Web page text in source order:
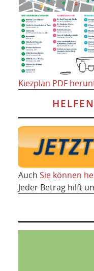
Kiezplan PDF
Auch Sie können
Jeder Betrag hilft